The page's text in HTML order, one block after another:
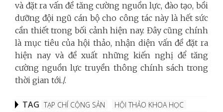
và đặt ra vấn đề tăng cường nguồn lực, đào tạo, bồi
dưỡng đội ngũ cán bộ cho công tác này là hết sức
cần thiết trong bối cảnh hiện nay. Đây cũng chính
là mục tiêu của hội thảo, nhận diện vấn đề đặt ra
hiện nay và đề xuất những kiến nghị để tăng
cường nguồn lực truyền thông chính sách trong
thời gian tới./.
TAG TẠP CHÍ CỘNG SẢN
HỘI THẢO KHOA HỌC